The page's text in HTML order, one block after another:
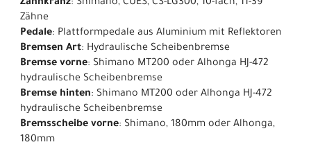
Zahnkranz: Shimano, CUES, CS-LG300, 10-fach, 11-39
Zähne
Pedale: Plattformpedale aus Aluminium mit Reflektoren
Bremsen Art: Hydraulische Scheibenbremse
Bremse vorne: Shimano MT200 oder Alhonga HJ-472
hydraulische Scheibenbremse
Bremse hinten: Shimano MT200 oder Alhonga HJ-472
hydraulische Scheibenbremse
Bremsscheibe vorne: Shimano, 180mm oder Alhonga,
180mm